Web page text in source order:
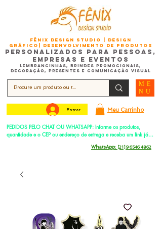
FÊNIX DESIGN STUDIO | Design
Gráfico| Desenvolvimento de Produtos
Personalizados para Pessoas,
Empresas e EventoS
Lembrancinhas, Brindes promocionais,
Decoração, Presentes e Comunicação Visual
PEDIDOS PELO CHAT OU WHATSAPP: Informe os produtos,
quantidade e o CEP ou endereço de entrega e receba um link já
ME
NU
Meu Carrinho
WhatsApp: [21] 9 6546 4862
Entrar